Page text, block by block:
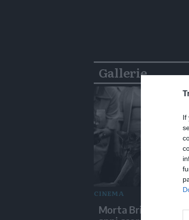
If
Gallerie
CINEMA
Morta Brigitte